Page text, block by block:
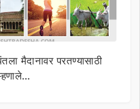
मैदानावर परतण्यासाठी